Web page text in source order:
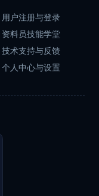
用户注册与登录
资料员技能学堂
技术支持与反馈
个人中心与设置